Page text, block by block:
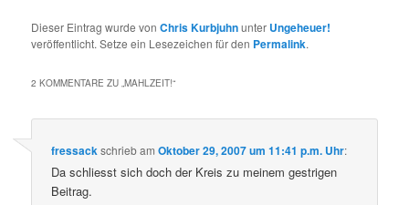
Dieser Eintrag wurde vonChris Kurbjuhnunter Ungeheuer!
veröffentlicht. Setze ein Lesezeichen für den Permalink.
2 KOMMENTARE ZU „MAHLZEIT!“
fressackschriebamOktober 29, 2007 um 11:41 p.m. Uhr:
Da schliesst sich doch der Kreis zu meinem gestrigen
Beitrag.